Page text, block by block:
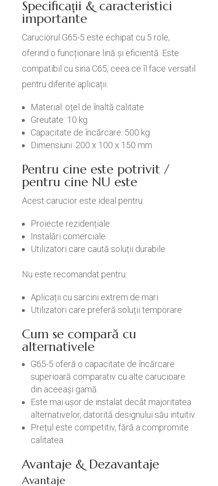
Specificații & caracteristici
importante
Caruciorul G65-5 este echipat cu 5 role,
oferind o funcționare lină și eficientă. Este
compatibil cu sina C65, ceea ce îl face versatil
pentru diferite aplicații.
Material: oțel de înaltă calitate
Greutate: 10 kg
Capacitate de încărcare: 500 kg
Dimensiuni: 200 x 100 x 150 mm
Pentru cine este potrivit /
pentru cine NU este
Acest carucior este ideal pentru:
Proiecte rezidențiale
Instalări comerciale
Utilizatori care caută soluții durabile
Nu este recomandat pentru:
Aplicații cu sarcini extrem de mari
Utilizatori care preferă soluții temporare
Cum se compară cu
alternativele
G65-5 oferă o capacitate de încărcare
superioară comparativ cu alte carucioare
din aceeași gamă.
Este mai ușor de instalat decât majoritatea
alternativelor, datorită designului său intuitiv.
Prețul este competitiv, fără a compromite
calitatea.
Avantaje & Dezavantaje
Avantaje